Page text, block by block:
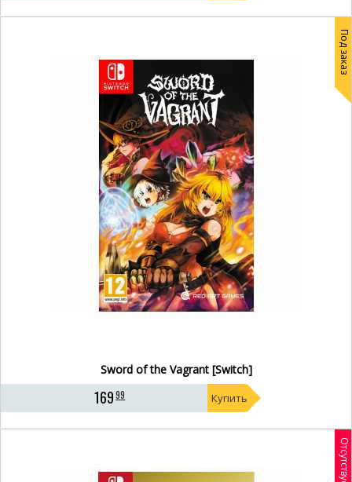
Под заказ
Sword of the Vagrant [Switch]
16999 Купить
Отсутствует